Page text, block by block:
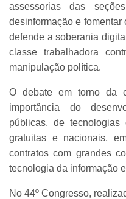
assessorias das
desinformação e fomentar
defende a soberania
classe trabalhadora
manipulação política.
O debate em torno da
importância do
públicas, de tecnologias
gratuitas e nacionais,
contratos com grandes
tecnologia da informação
No 44º Congresso,